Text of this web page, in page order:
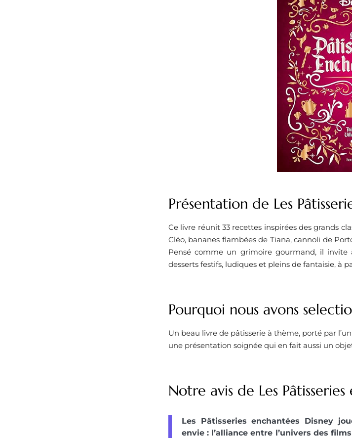
Présentation de Les
Ce livre réunit 33 recettes inspirées des grands
Cléo, bananes flambées de Tiana, cannoli de
Pensé comme un grimoire gourmand, il
desserts festifs, ludiques et pleins de fantaisie, à
Pourquoi nous avons
Un beau livre de pâtisserie à thème, porté par
une présentation soignée qui en fait aussi un
Notre avis de Les
Les Pâtisseries enchantées Disney
envie : l’alliance entre l’univers des